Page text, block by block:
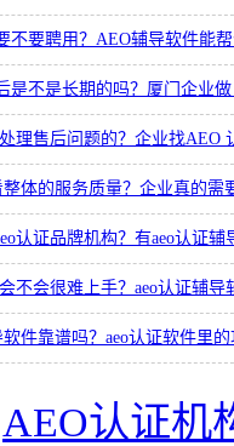
不要聘用？AEO辅导软件能
是不是长期的吗？厦门企业
理售后问题的？企业找AEO
体的服务质量？企业真的需
认证品牌机构？有aeo认证
不会很难上手？aeo认证辅
件靠谱吗？aeo认证软件里
AEO认证机